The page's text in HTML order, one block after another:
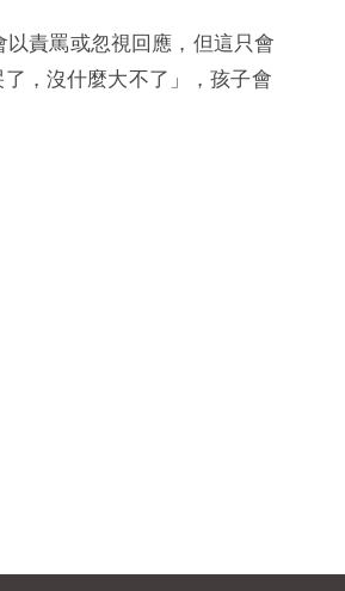
以責罵或忽視回應，但這只會
，沒什麼大不了」，孩子會